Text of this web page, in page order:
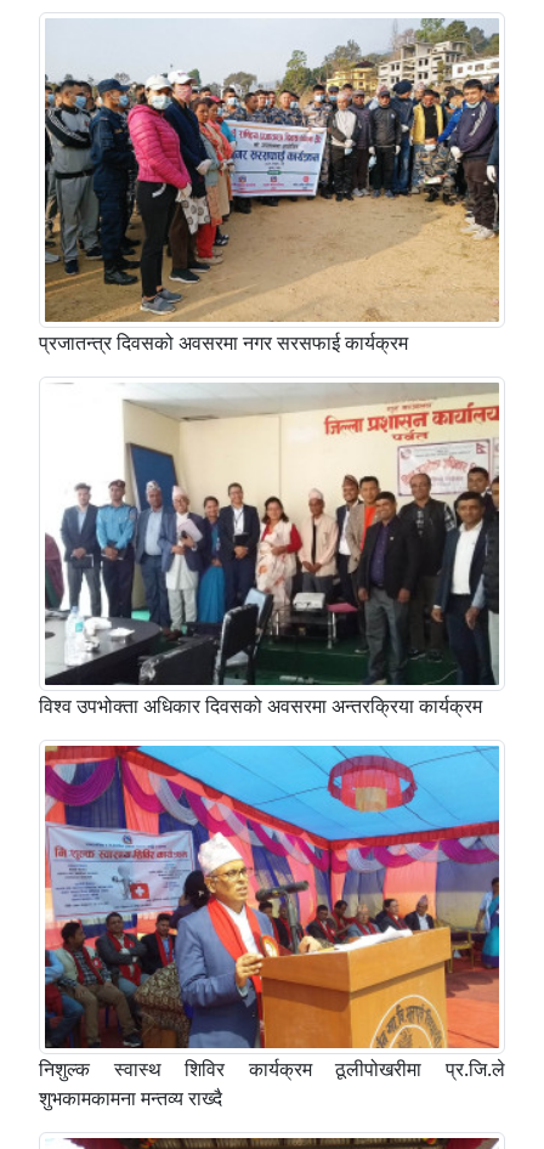
प्रजातन्त्र दिवसको अवसरमा नगर सरसफाई कार्यक्रम
विश्व उपभोक्ता अधिकार दिवसको अवसरमा अन्तरक्रिया कार्यक्रम
निशुल्क स्वास्थ शिविर कार्यक्रम ठूलीपोखरीमा प्र.जि.ले
शुभकामकामना मन्तव्य राख्दै